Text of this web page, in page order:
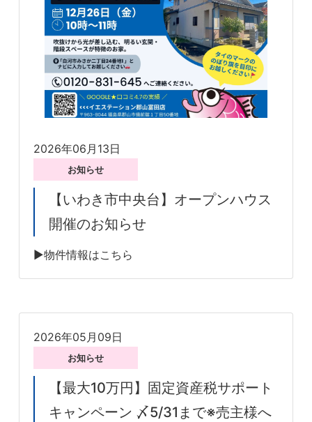
2026年06月13日
お知らせ
【いわき市中央台】オープンハウス
開催のお知らせ
▶物件情報はこちら
2026年05月09日
お知らせ
【最大10万円】固定資産税サポート
キャンペーン 〆5/31まで※売主様へ